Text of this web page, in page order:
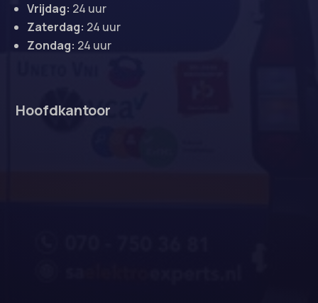
Vrijdag: 24 uur
Zaterdag: 24 uur
Zondag: 24 uur
Hoofdkantoor